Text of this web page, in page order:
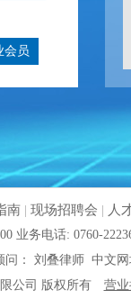
会员
南| 现场招聘会 | 人
业务电话: 0760-
问： 刘叠律师 中文
公司 版权所有
营